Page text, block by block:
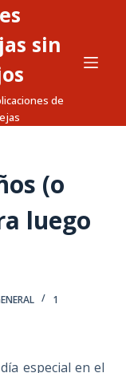
sin
de
(o
luego
1
especial en el